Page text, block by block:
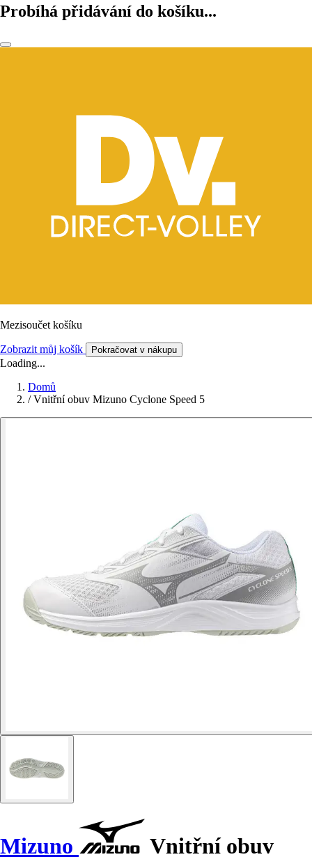
Probíhá přidávání do košíku...
Mezisoučet košíku
Zobrazit můj košík Pokračovat v nákupu
Loading...
Domů
/ Vnitřní obuv Mizuno Cyclone Speed 5
Mizuno
Vnitřní obuv